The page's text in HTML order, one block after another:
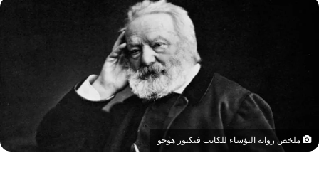
إلكترونيا
ملخص رواية البؤساء للكاتب فيكتور هوجو